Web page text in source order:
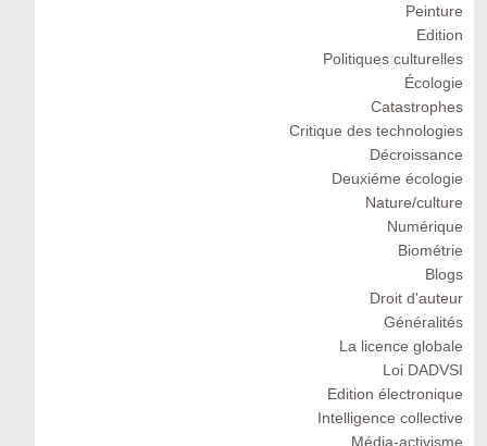
Peinture
Edition
Politiques culturelles
Écologie
Catastrophes
Critique des technologies
Décroissance
Deuxiéme écologie
Nature/culture
Numérique
Biométrie
Blogs
Droit d'auteur
Généralités
La licence globale
Loi DADVSI
Edition électronique
Intelligence collective
Média-activisme